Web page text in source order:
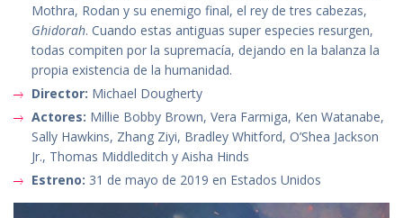
Mothra, Rodan y su enemigo final, el rey de tres cabezas,
Ghidorah. Cuando estas antiguas super especies resurgen,
todas compiten por la supremacía, dejando en la balanza la
propia existencia de la humanidad.
Director: Michael Dougherty
Actores: Millie Bobby Brown, Vera Farmiga, Ken Watanabe,
Sally Hawkins, Zhang Ziyi, Bradley Whitford, O’Shea Jackson
Jr., Thomas Middleditch y Aisha Hinds
Estreno: 31 de mayo de 2019 en Estados Unidos